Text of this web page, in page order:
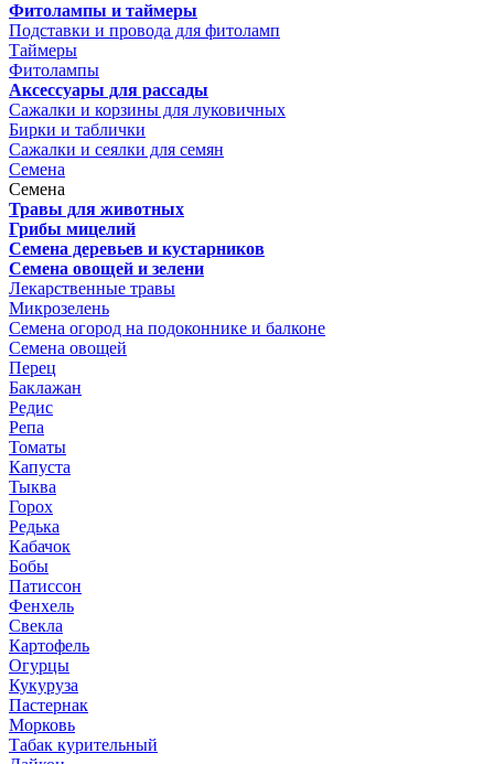
Фитолампы и таймеры
Подставки и провода для фитоламп
Таймеры
Фитолампы
Аксессуары для рассады
Сажалки и корзины для луковичных
Бирки и таблички
Сажалки и сеялки для семян
Семена
Семена
Травы для животных
Грибы мицелий
Семена деревьев и кустарников
Семена овощей и зелени
Лекарственные травы
Микрозелень
Семена огород на подоконнике и балконе
Семена овощей
Перец
Баклажан
Редис
Репа
Томаты
Капуста
Тыква
Горох
Редька
Кабачок
Бобы
Патиссон
Фенхель
Свекла
Картофель
Огурцы
Кукуруза
Пастернак
Морковь
Табак курительный